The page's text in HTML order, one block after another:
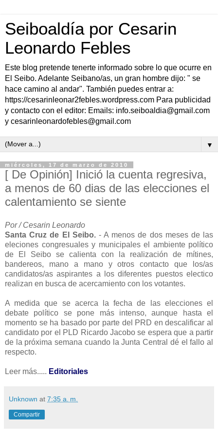
Seiboaldía por Cesarin
Leonardo Febles
Este blog pretende tenerte informado sobre lo que ocurre en
El Seibo. Adelante Seibano/as, un gran hombre dijo: " se
hace camino al andar". También puedes entrar a:
https://cesarinleonar2febles.wordpress.com Para publicidad
y contacto con el editor: Emails: info.seiboaldia@gmail.com
y cesarinleonardofebles@gmail.com
▼
miércoles, 17 de marzo de 2010
[ De Opinión] Inició la cuenta regresiva,
a menos de 60 dias de las elecciones el
calentamiento se siente
Por / Cesarin Leonardo
Santa Cruz de El Seibo. - A menos de dos meses de las
eleciones congresuales y municipales el ambiente político
de El Seibo se calienta con la realización de mítines,
bandereos, mano a mano y otros contacto que los/as
candidatos/as aspirantes a los diferentes puestos electico
realizan en busca de acercamiento con los votantes.
A medida que se acerca la fecha de las elecciones el
debate político se pone más intenso, aunque hasta el
momento se ha basado por parte del PRD en descalificar al
candidato por el PLD Ricardo Jacobo se espera que a partir
de la próxima semana cuando la Junta Central dé el fallo al
respecto.
Leer más..... Editoriales
Unknown at 7:35 a. m.
Compartir